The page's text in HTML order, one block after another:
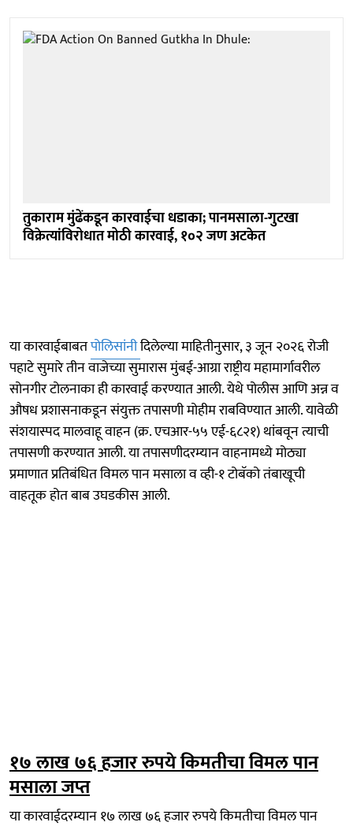
तुकाराम मुंढेंकडून कारवाईचा धडाका; पानमसाला-गुटखा
विक्रेत्यांविरोधात मोठी कारवाई, १०२ जण अटकेत
या कारवाईबाबतपोलिसांनीदिलेल्या माहितीनुसार, ३ जून २०२६ रोजी
पहाटे सुमारे तीन वाजेच्या सुमारास मुंबई-आग्रा राष्ट्रीय महामार्गावरील
सोनगीर टोलनाका ही कारवाई करण्यात आली. येथे पोलीस आणि अन्न व
औषध प्रशासनाकडून संयुक्त तपासणी मोहीम राबविण्यात आली. यावेळी
संशयास्पद मालवाहू वाहन (क्र. एचआर-५५ एई-६८२१) थांबवून त्याची
तपासणी करण्यात आली. या तपासणीदरम्यान वाहनामध्ये मोठ्या
प्रमाणात प्रतिबंधित विमल पान मसाला व व्ही-१ टोबॅको तंबाखूची
वाहतूक होत बाब उघडकीस आली.
१७ लाख ७६ हजार रुपये किमतीचा विमल पान
मसाला जप्त
या कारवाईदरम्यान १७ लाख ७६ हजार रुपये किमतीचा विमल पान